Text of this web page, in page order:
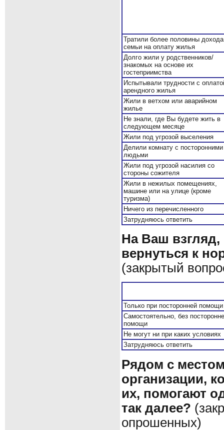
Тратили более половины дохода
семьи на оплату жилья
Долго жили у родственников/
знакомых на основе их
гостеприимства
Испытывали трудности с
арендного жилья
Жили в ветхом или аварийном
жилье
Не знали, где Вы будете жить в
следующем месяце
Жили под угрозой выселения
Делили комнату с посторонними
людьми
Жили под угрозой насилия со
стороны сожителя
Жили в нежилых помещениях,
машине или на улице (кроме
туризма)
Ничего из перечисленного
Затрудняюсь ответить
На Ваш
вернуться к
(закрытый
Только при посторонней помощи
Самостоятельно, без
помощи
Не могут ни при каких условиях
Затрудняюсь ответить
Рядом с
организации,
их, помогают
так далее?
опрошенных)